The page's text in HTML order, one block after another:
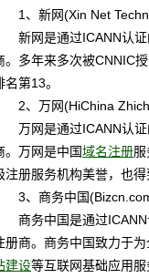
1、新网(Xin Net
新网是通过ICANN认证
。多年来多次被CNNIC
名第13。
2、万网(HiChina
万网是通过ICANN认证
。万网是中国域名注册
注册服务机构美誉，也
3、商务中国
商务中国是通过ICANN
册商。商务中国致力于
建设等互联网基础应用服